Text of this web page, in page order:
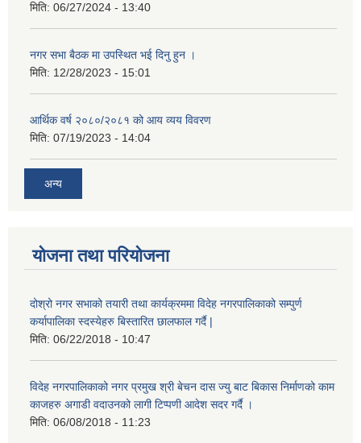
मिति: 06/27/2024 - 13:40
नगर सभा बैठक मा उपस्थित भई दिनु हुन ।
मिति: 12/28/2023 - 15:01
आर्थिक वर्ष २०८०/२०८१ को आय व्यय विवरण
मिति: 07/19/2023 - 14:04
अन्य
योजना तथा परियोजना
दोश्रो नगर सभाको तयारी तथा कार्यक्रममा विदेह नगरपालिकाको सम्पुर्ण
कर्यापालिका स्दस्येहरु बिस्तारित छालफाल गर्दै |
मिति: 06/22/2018 - 10:47
विदेह नगरपालिकाको नगर प्रमुख श्री बेचन दास ज्यु बाट बिकास निर्माणको काम
काजहरु अगाडी वदाउनको लागी टिप्पणी आदेश सदर गर्दै ।
मिति: 06/08/2018 - 11:23